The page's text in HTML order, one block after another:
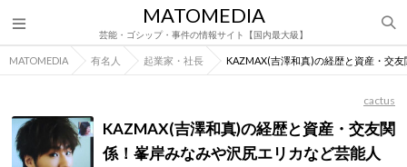
MATOMEDIA
芸能・ゴシップ・事件の情報サイト【国内最大級】
MATOMEDIA 有名人 起業家・社長 KAZMAX(吉澤和真)の経歴と資産・交
cactus
KAZMAX(吉澤和真)の経歴と資産・交友関
係！峯岸みなみや沢尻エリカなど芸能人